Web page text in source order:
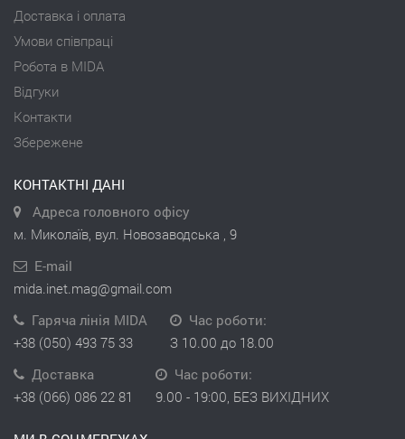
Доставка і оплата
Умови співпраці
Робота в MIDA
Відгуки
Контакти
Збережене
КОНТАКТНІ ДАНІ
Адреса головного офісу
м. Миколаїв, вул. Новозаводська , 9
E-mail
mida.inet.mag@gmail.com
Гаряча лінія MIDA
+38 (050) 493 75 33
Час роботи:
З 10.00 до 18.00
Доставка
+38 (066) 086 22 81
Час роботи:
9.00 - 19:00, БЕЗ ВИХІДНИХ